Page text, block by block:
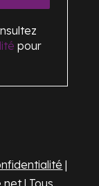
pour
|